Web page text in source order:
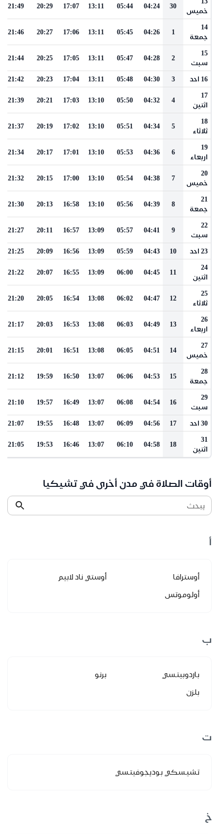
خميس
30
04:24
05:44
13:11
17:07
20:29
21:49
14
جمعة
1
04:26
05:45
13:11
17:06
20:27
21:46
15
سبت
2
04:28
05:47
13:11
17:05
20:25
21:44
16 احد 3
04:30
05:48
13:11
17:04
20:23
21:42
17
اثنين
4
04:32
05:50
13:10
17:03
20:21
21:39
18
ثلاثاء
5
04:34
05:51
13:10
17:02
20:19
21:37
19
اربعاء
6
04:36
05:53
13:10
17:01
20:17
21:34
20
خميس
7
04:38
05:54
13:10
17:00
20:15
21:32
21
جمعة
8
04:39
05:56
13:10
16:58
20:13
21:30
22
سبت
9
04:41
05:57
13:09
16:57
20:11
21:27
23 احد 10
04:43
05:59
13:09
16:56
20:09
21:25
24
اثنين
11
04:45
06:00
13:09
16:55
20:07
21:22
25
ثلاثاء
12
04:47
06:02
13:08
16:54
20:05
21:20
26
اربعاء
13
04:49
06:03
13:08
16:53
20:03
21:17
27
خميس
14
04:51
06:05
13:08
16:51
20:01
21:15
28
جمعة
15
04:53
06:06
13:07
16:50
19:59
21:12
29
سبت
16
04:54
06:08
13:07
16:49
19:57
21:10
30 احد 17
04:56
06:09
13:07
16:48
19:55
21:07
31
اثنين
18
04:58
06:10
13:07
16:46
19:53
21:05
أوقات الصلاة في مدن أخرى في تشيكيا
يبحث
أ
أوسترافا
أوستي ناد لابيم
أولوموتس
ب
باردوبيتسي
برنو
بلزن
ت
تشيسكي بوديجوفيتسي
خ